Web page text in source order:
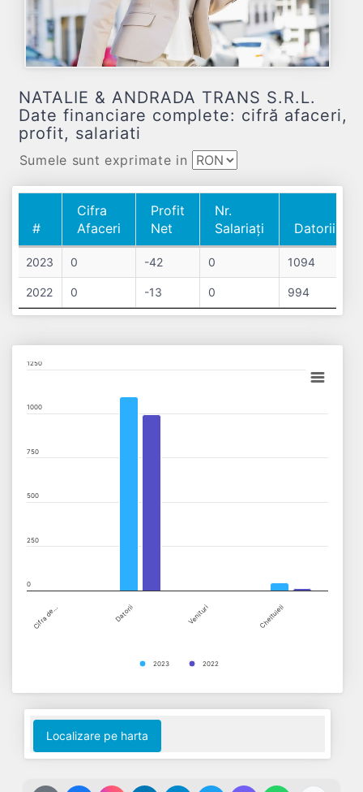
NATALIE & ANDRADA TRANS S.R.L.
Date financiare complete: cifră afaceri,
profit, salariati
Sumele sunt exprimate in
#
Cifra
Afaceri
Profit
Net
Nr.
Salariați
Datorii
#
Afaceri
Profit
Net
Salariați
Datorii
2023 0 -42 0 1094
2022 0 -13 0 994
Chart
Bar chart with 2 data series.
View as data table, Chart
The chart has 1 Y axis displaying values. Data ranges from 0 to
Cifra de… Datorii Venituri Cheltuieli
2023 2022
0
250
500
750
1000
1250
End of interactive chart.
Localizare pe harta